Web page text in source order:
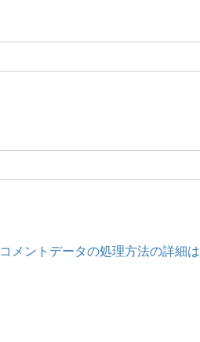
コメントデータの処理方法の詳細は